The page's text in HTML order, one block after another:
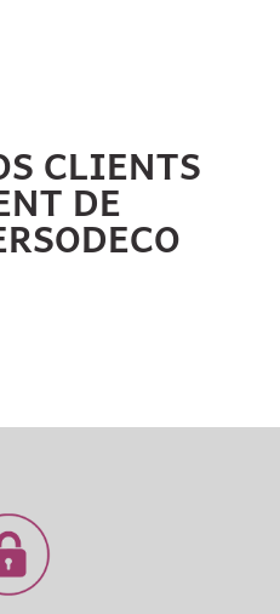
CLIENTS
DE